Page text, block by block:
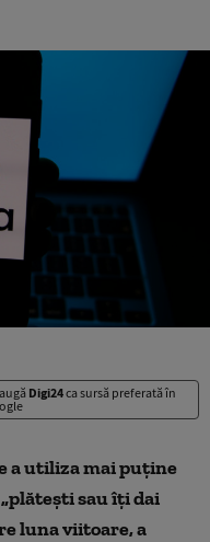
Digi24ca sursă preferată în
a utiliza mai puţine
sau îți dai
luna viitoare, a